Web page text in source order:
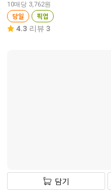
10매당 3,762원
당일 픽업
4.3 리뷰 3
담기